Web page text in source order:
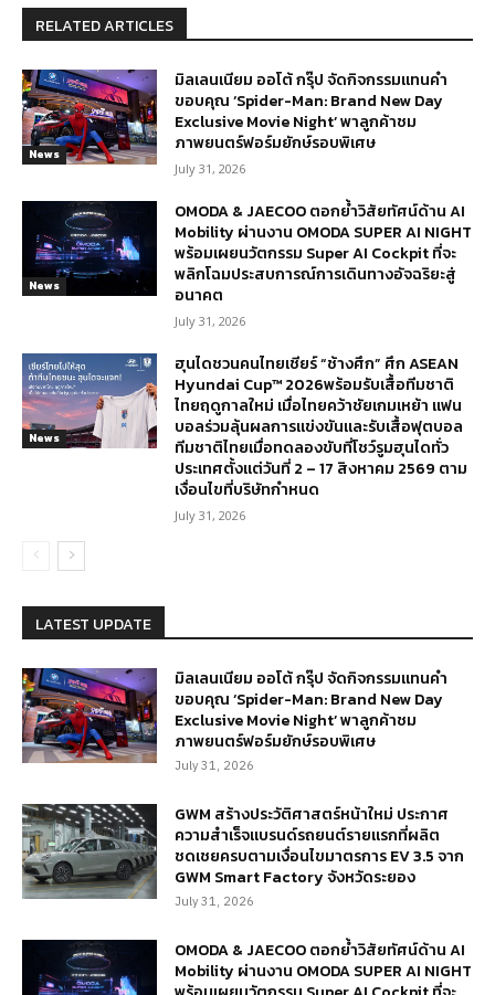
RELATED ARTICLES
News
มิลเลนเนียม ออโต้ กรุ๊ป จัดกิจกรรมแทนคำ
ขอบคุณ ‘Spider-Man: Brand New Day
Exclusive Movie Night’ พาลูกค้าชม
ภาพยนตร์ฟอร์มยักษ์รอบพิเศษ
July 31, 2026
News
OMODA & JAECOO ตอกย้ำวิสัยทัศน์ด้าน AI
Mobility ผ่านงาน OMODA SUPER AI NIGHT
พร้อมเผยนวัตกรรม Super AI Cockpit ที่จะ
พลิกโฉมประสบการณ์การเดินทางอัจฉริยะสู่
อนาคต
July 31, 2026
News
ฮุนไดชวนคนไทยเชียร์ “ช้างศึก” ศึก ASEAN
Hyundai Cup™ 2026พร้อมรับเสื้อทีมชาติ
ไทยฤดูกาลใหม่ เมื่อไทยคว้าชัยเกมเหย้า แฟน
บอลร่วมลุ้นผลการแข่งขันและรับเสื้อฟุตบอล
ทีมชาติไทยเมื่อทดลองขับที่โชว์รูมฮุนไดทั่ว
ประเทศตั้งแต่วันที่ 2 – 17 สิงหาคม 2569 ตาม
เงื่อนไขที่บริษัทกำหนด
July 31, 2026
LATEST UPDATE
มิลเลนเนียม ออโต้ กรุ๊ป จัดกิจกรรมแทนคำ
ขอบคุณ ‘Spider-Man: Brand New Day
Exclusive Movie Night’ พาลูกค้าชม
ภาพยนตร์ฟอร์มยักษ์รอบพิเศษ
July 31, 2026
GWM สร้างประวัติศาสตร์หน้าใหม่ ประกาศ
ความสำเร็จแบรนด์รถยนต์รายแรกที่ผลิต
ชดเชยครบตามเงื่อนไขมาตรการ EV 3.5 จาก
GWM Smart Factory จังหวัดระยอง
July 31, 2026
OMODA & JAECOO ตอกย้ำวิสัยทัศน์ด้าน AI
Mobility ผ่านงาน OMODA SUPER AI NIGHT